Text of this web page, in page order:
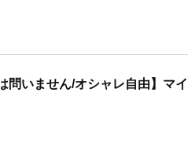
いません/オシャレ自由】マイ